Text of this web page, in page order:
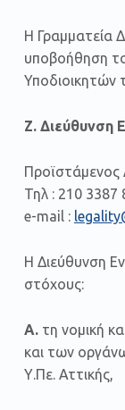
Η Γραμματεία
υποβοήθηση
Υποδιοικητών
Ζ. Διεύθυνση
Προϊστάμενος
Τηλ : 210 3387
e-mail :
Η Διεύθυνση
στόχους:
Α.τη νομική
και των
Υ.Πε. Αττικής,